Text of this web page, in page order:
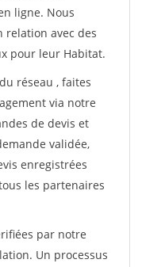
ligne. Nous
relation avec des
pour leur Habitat.
réseau , faites
via notre
de devis et
validée,
enregistrées
les partenaires
par notre
Un processus